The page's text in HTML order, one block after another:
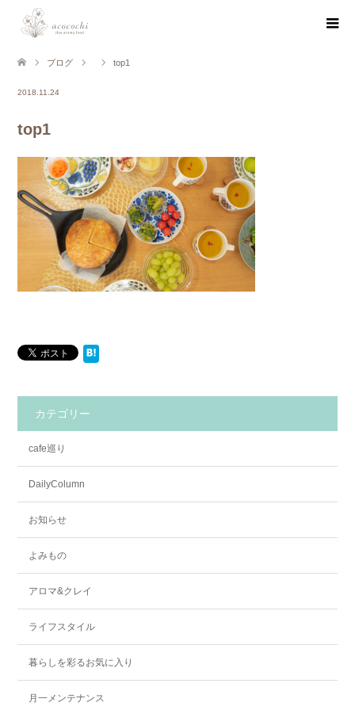
ブログ top1
2018.11.24
top1
カテゴリー
cafe巡り
DailyColumn
お知らせ
よみもの
アロマ&クレイ
ライフスタイル
暮らしを彩るお気に入り
月一メンテナンス